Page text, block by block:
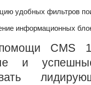
удобных фильтров
информационных
CMS
и